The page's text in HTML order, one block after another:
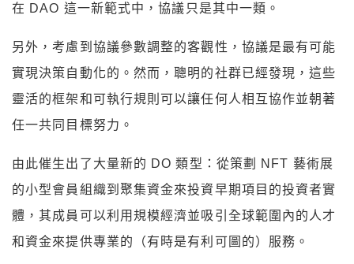
在 DAO 這一新範式中，協議只是其中一類。
另外，考慮到協議參數調整的客觀性，協議是最有可能
實現決策自動化的。然而，聰明的社群已經發現，這些
靈活的框架和可執行規則可以讓任何人相互協作並朝著
任一共同目標努力。
由此催生出了大量新的 DO 類型：從策劃 NFT 藝術展
的小型會員組織到聚集資金來投資早期項目的投資者實
體，其成員可以利用規模經濟並吸引全球範圍內的人才
和資金來提供專業的（有時是有利可圖的）服務。